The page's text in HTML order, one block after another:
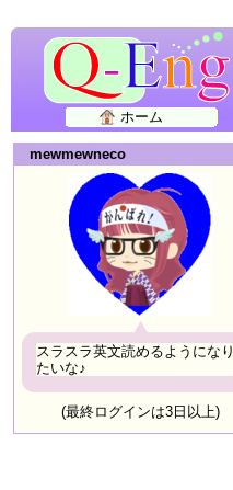
ホーム
mewmewneco
スラスラ英文読めるようになり
たいな♪
(最終ログインは3日以上)